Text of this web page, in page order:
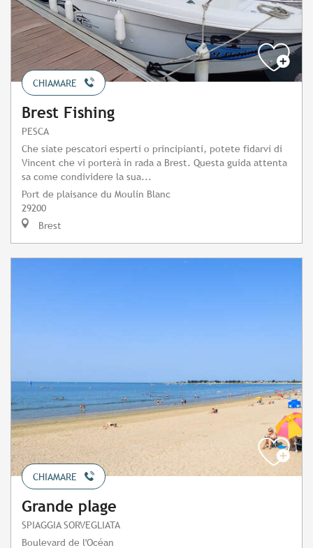
CHIAMARE
Brest Fishing
PESCA
Che siate pescatori esperti o principianti, potete fidarvi di
Vincent che vi porterà in rada a Brest. Questa guida attenta
sa come condividere la sua...
Port de plaisance du Moulin Blanc
29200
Brest
CHIAMARE
Grande plage
SPIAGGIA SORVEGLIATA
Boulevard de l'Océan